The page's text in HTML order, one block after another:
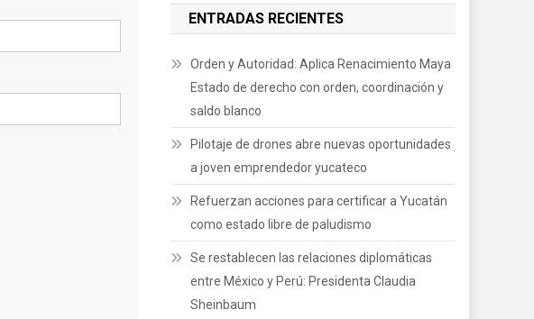
ENTRADAS RECIENTES
Orden y Autoridad: Aplica Renacimiento Maya
Estado de derecho con orden, coordinación y
saldo blanco
Pilotaje de drones abre nuevas oportunidades
a joven emprendedor yucateco
Refuerzan acciones para certificar a Yucatán
como estado libre de paludismo
Se restablecen las relaciones diplomáticas
entre México y Perú: Presidenta Claudia
Sheinbaum